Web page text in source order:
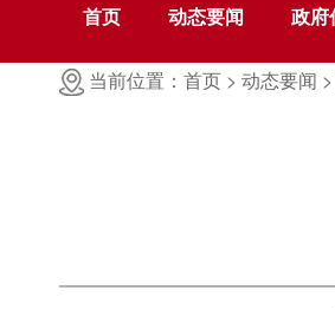
首页 动态要闻 政府
当前位置：首页 > 动态要闻 >